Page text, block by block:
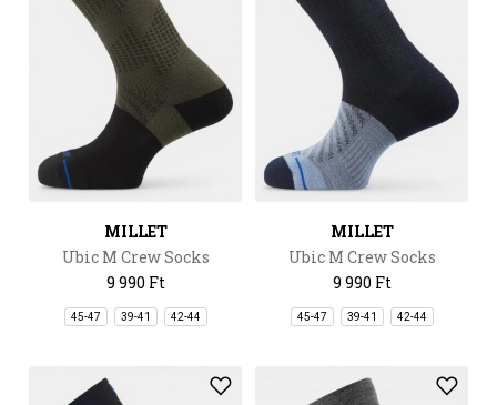
MILLET
Ubic M Crew Socks
9 990 Ft
45-47 39-41 42-44
MILLET
Ubic M Crew Socks
9 990 Ft
45-47 39-41 42-44